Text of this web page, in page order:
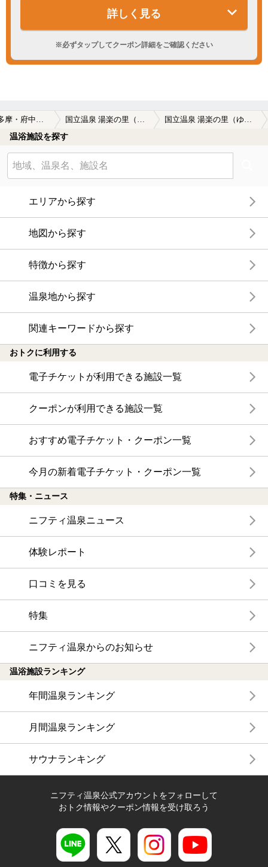
詳しく見る
※必ずタップしてクーポン詳細をご確認ください
多摩・府中・調布周辺 国立温泉 湯楽の里（ゆらのさと） 国立温泉 湯楽の里（ゆらのさと）の温泉クーポン
温浴施設を探す
エリアから探す
地図から探す
特徴から探す
温泉地から探す
関連キーワードから探す
おトクに利用する
電子チケットが利用できる施設一覧
クーポンが利用できる施設一覧
おすすめ電子チケット・クーポン一覧
今月の新着電子チケット・クーポン一覧
特集・ニュース
ニフティ温泉ニュース
体験レポート
口コミを見る
特集
ニフティ温泉からのお知らせ
温浴施設ランキング
年間温泉ランキング
月間温泉ランキング
サウナランキング
ニフティ温泉公式アカウントをフォローして
おトク情報やクーポン情報を受け取ろう